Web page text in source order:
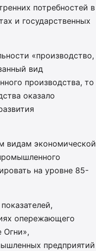
потребностей в
и государственных
«производство,
вид
производства, то
оказало
видам экономической
на уровне 85-
опережающего
Огни»,
предприятий